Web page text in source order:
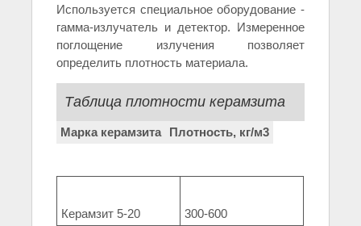
Используется специальное оборудование -
гамма-излучатель и детектор. Измеренное
поглощение излучения позволяет
определить плотность материала.
Таблица плотности керамзита
Марка керамзита Плотность, кг/м3
Керамзит 5-20 300-600